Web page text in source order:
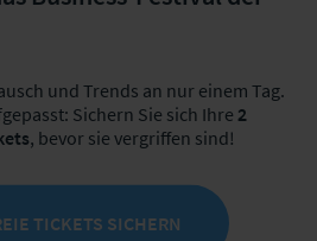
sich an ...
und Trends an nur einem Tag.
Sichern Sie sich Ihre 2
, bevor sie vergriffen sind!
TICKETS SICHERN